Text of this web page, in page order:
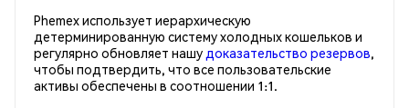
Phemex использует иерархическую
детерминированную систему холодных кошельков и
регулярно обновляет нашу доказательство резервов,
чтобы подтвердить, что все пользовательские
активы обеспечены в соотношении 1:1.